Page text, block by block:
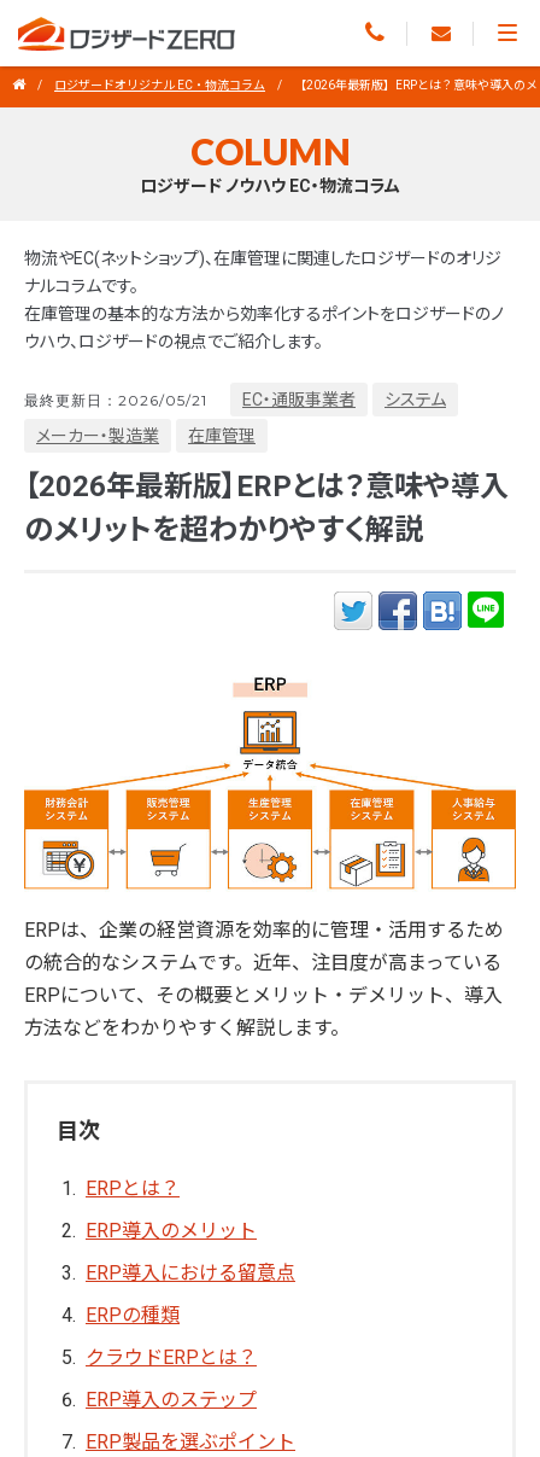
ロジザードオリジナル EC・物流コラム 【2026年最新版】ERPとは？意味や導入の
COLUMN
ロジザード ノウハウ EC・物流コラム
物流やEC(ネットショップ)、在庫管理に関連したロジザードのオリジ
ナルコラムです。
在庫管理の基本的な方法から効率化するポイントをロジザードのノ
ウハウ、ロジザードの視点でご紹介します。
最終更新日：2026/05/21 EC・通販事業者
システム
メーカー・製造業
在庫管理
【2026年最新版】ERPとは？意味や導入
のメリットを超わかりやすく解説
ERPは、企業の経営資源を効率的に管理・活用するため
の統合的なシステムです。近年、注目度が高まっている
ERPについて、その概要とメリット・デメリット、導入
方法などをわかりやすく解説します。
目次
ERPとは？
ERP導入のメリット
ERP導入における留意点
ERPの種類
クラウドERPとは？
ERP導入のステップ
ERP製品を選ぶポイント